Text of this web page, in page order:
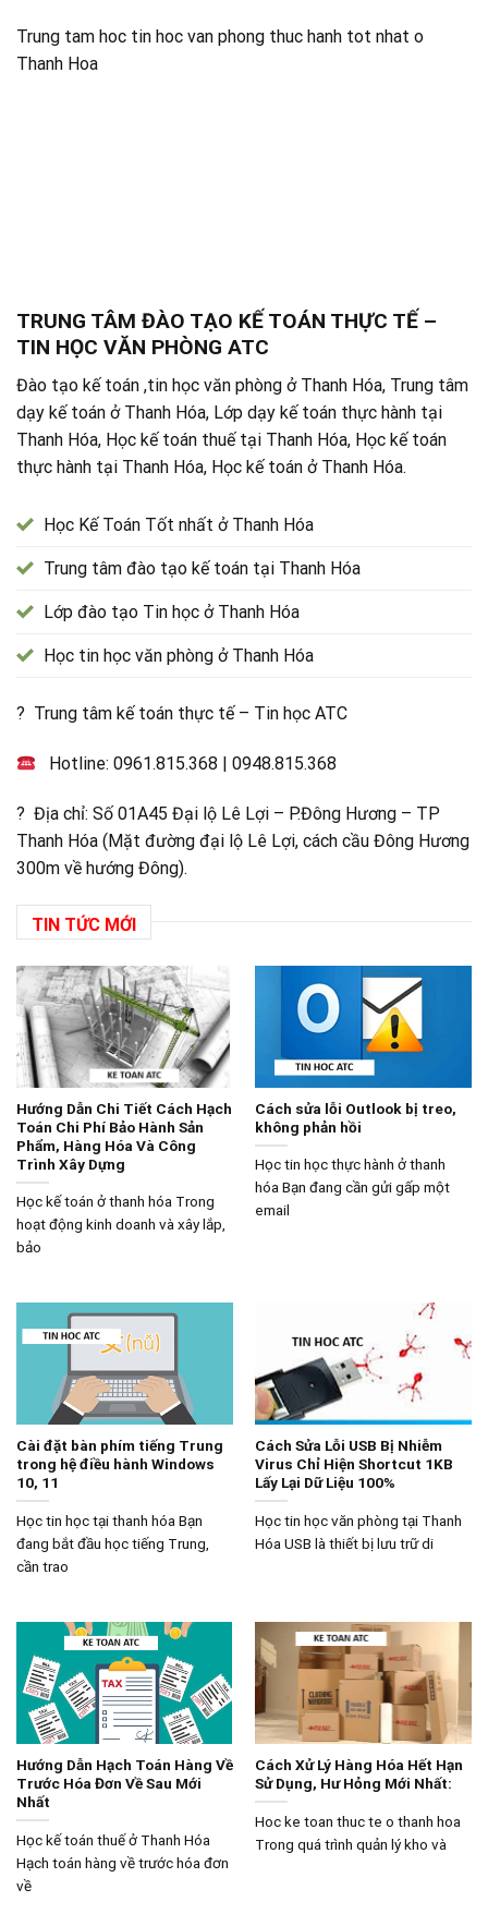
Trung tam hoc tin hoc van phong thuc hanh tot nhat o
Thanh Hoa
TRUNG TÂM ĐÀO TẠO KẾ TOÁN THỰC TẾ –
TIN HỌC VĂN PHÒNG ATC
Đào tạo kế toán ,tin học văn phòng ở Thanh Hóa, Trung tâm
dạy kế toán ở Thanh Hóa, Lớp dạy kế toán thực hành tại
Thanh Hóa, Học kế toán thuế tại Thanh Hóa, Học kế toán
thực hành tại Thanh Hóa, Học kế toán ở Thanh Hóa.
Học Kế Toán Tốt nhất ở Thanh Hóa
Trung tâm đào tạo kế toán tại Thanh Hóa
Lớp đào tạo Tin học ở Thanh Hóa
Học tin học văn phòng ở Thanh Hóa
? Trung tâm kế toán thực tế – Tin học ATC
Hotline:0961.815.368 |0948.815.368
? Địa chỉ: Số 01A45 Đại lộ Lê Lợi – P.Đông Hương – TP
Thanh Hóa (Mặt đường đại lộ Lê Lợi, cách cầu Đông Hương
300m về hướng Đông).
TIN TỨC MỚI
Hướng Dẫn Chi Tiết Cách Hạch
Toán Chi Phí Bảo Hành Sản
Phẩm, Hàng Hóa Và Công
Trình Xây Dựng
Học kế toán ở thanh hóa Trong
hoạt động kinh doanh và xây lắp,
bảo
Cách sửa lỗi Outlook bị treo,
không phản hồi
Học tin học thực hành ở thanh
hóa Bạn đang cần gửi gấp một
email
Cài đặt bàn phím tiếng Trung
trong hệ điều hành Windows
10, 11
Học tin học tại thanh hóa Bạn
đang bắt đầu học tiếng Trung,
cần trao
Cách Sửa Lỗi USB Bị Nhiễm
Virus Chỉ Hiện Shortcut 1KB
Lấy Lại Dữ Liệu 100%
Học tin học văn phòng tại Thanh
Hóa USB là thiết bị lưu trữ di
Hướng Dẫn Hạch Toán Hàng Về
Trước Hóa Đơn Về Sau Mới
Nhất
Học kế toán thuế ở Thanh Hóa
Hạch toán hàng về trước hóa đơn
về
Cách Xử Lý Hàng Hóa Hết Hạn
Sử Dụng, Hư Hỏng Mới Nhất:
Hoc ke toan thuc te o thanh hoa
Trong quá trình quản lý kho và